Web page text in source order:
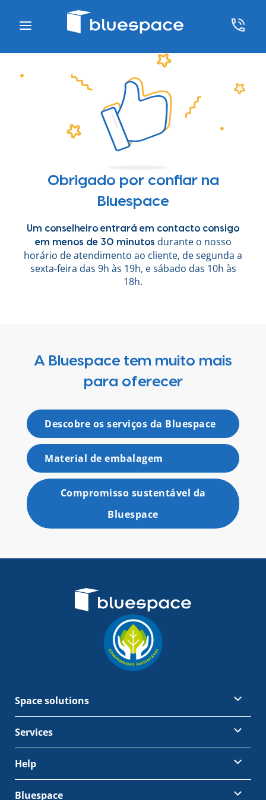
Obrigado por confiar na
Bluespace
Um conselheiro entrará em contacto consigo
em menos de 30 minutos durante o nosso
horário de atendimento ao cliente, de segunda a
sexta-feira das 9h às 19h, e sábado das 10h às
18h.
A Bluespace tem muito mais
para oferecer
Descobre os serviços da Bluespace
Material de embalagem
Compromisso sustentável da
Bluespace
Space solutions
Services
Help
Bluespace